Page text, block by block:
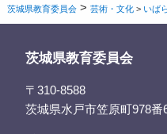
茨城県教育委員会 >芸術・文化 > いば
茨城県教育委員会
〒310-8588
茨城県水戸市笠原町978